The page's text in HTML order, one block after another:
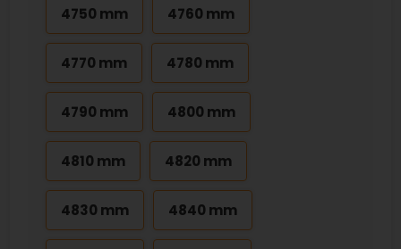
4750 mm 4760 mm
4770 mm 4780 mm
4790 mm 4800 mm
4810 mm 4820 mm
4830 mm 4840 mm